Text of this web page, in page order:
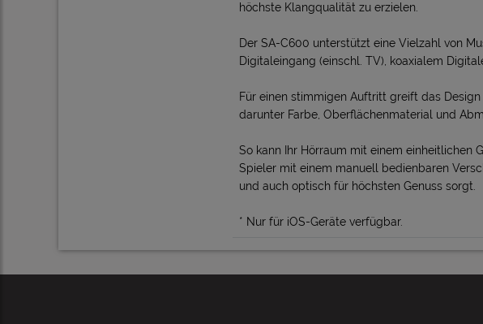
höchste Klangqualität zu erzielen.
Der SA-C600 unterstützt eine Vielzahl von
Digitaleingang (einschl. TV), koaxialem
Für einen stimmigen Auftritt greift das
darunter Farbe, Oberflächenmaterial und
So kann Ihr Hörraum mit einem einheitlichen
Spieler mit einem manuell bedienbaren
und auch optisch für höchsten Genuss sorgt.
* Nur für iOS-Geräte verfügbar.